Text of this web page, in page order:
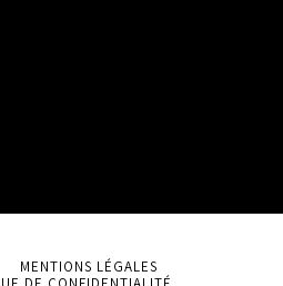
MENTIONS LÉGALES